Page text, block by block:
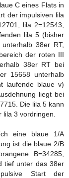
C eines Flats in
der impulsiven lila
lila 2=12543,
lila 5 (bisher
38er RT,
der roten III
38er RT bei
15658 unterhalb
laufende blaue v)
liegt bei
Die lila 5 kann
3 vordringen.
eine blaue 1/A
ist die blaue 2/B
B=34285,
tief unter das 38er
Start der